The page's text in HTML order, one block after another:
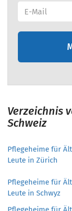
Verzeichnis
Schweiz
Pflegeheime für
Leute in Zürich
Pflegeheime für
Leute in Schwyz